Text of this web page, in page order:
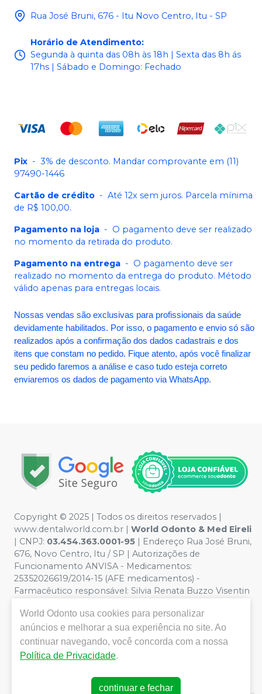
Rua José Bruni, 676 - Itu Novo Centro, Itu - SP
Horário de Atendimento:
Segunda à quinta das 08h às 18h | Sexta das 8h ás
17hs | Sábado e Domingo: Fechado
Pix - 3% de desconto. Mandar comprovante em (11)
97490-1446
Cartão de crédito - Até 12x sem juros. Parcela mínima
de R$ 100,00.
Pagamento na loja - O pagamento deve ser realizado
no momento da retirada do produto.
Pagamento na entrega - O pagamento deve ser
realizado no momento da entrega do produto. Método
válido apenas para entregas locais.
Nossas vendas são exclusivas para profissionais da saúde
devidamente habilitados. Por isso, o pagamento e envio só são
realizados após a confirmação dos dados cadastrais e dos
itens que constam no pedido. Fique atento, após você finalizar
seu pedido faremos a análise e caso tudo esteja correto
enviaremos os dados de pagamento via WhatsApp.
Copyright © 2025 | Todos os direitos reservados |
www.dentalworld.com.br | World Odonto & Med Eireli
| CNPJ: 03.454.363.0001-95 | Endereço Rua José Bruni,
676, Novo Centro, Itu / SP | Autorizações de
Funcionamento ANVISA - Medicamentos:
25352026619/2014-15 (AFE medicamentos) -
Farmacêutico responsável: Silvia Renata Buzzo Visentin
Segurança - Fotos meramente ilustrativas - Os preços e
condições da loja virtual estão sujeitos a alterações. Em
caso de divergência de preços no site, o valor válido é o
do Carrinho de Compra. Não vendemos por atacado,
compras de grandes volumes pelo site.
World Odonto usa cookies para personalizar
anúncios e melhorar a sua experiência no site. Ao
continuar navegando, você concorda com a nossa
Política de Privacidade.
continuar e fechar